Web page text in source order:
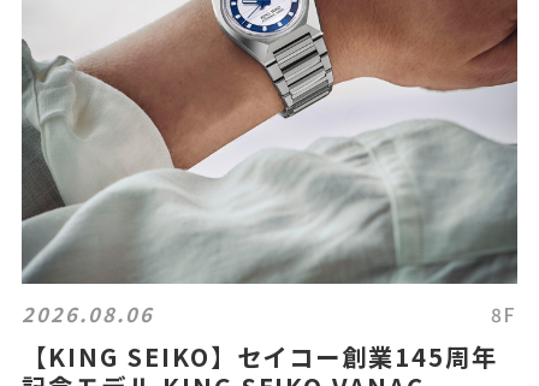
2026.08.06 8F
【KING SEIKO】セイコー創業145周年